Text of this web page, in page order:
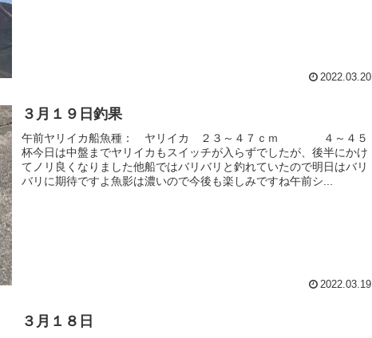
2022.03.20
３月１９日釣果
午前ヤリイカ船魚種： ヤリイカ ２３～４７ｃｍ ４～４５
杯今日は中盤までヤリイカもスイッチが入らずでしたが、後半にかけ
てノリ良くなりました他船ではバリバリと釣れていたので明日はバリ
バリに期待ですよ魚影は濃いので今後も楽しみですね午前シ...
2022.03.19
３月１８日